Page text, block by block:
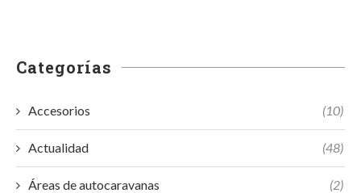
Categorías
Accesorios (10)
Actualidad (48)
Áreas de autocaravanas (2)